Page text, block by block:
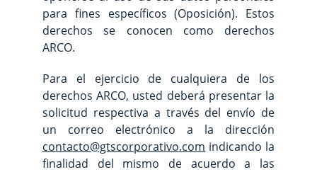
para fines específicos (Oposición). Estos
derechos se conocen como derechos
ARCO.
Para el ejercicio de cualquiera de los
derechos ARCO, usted deberá presentar la
solicitud respectiva a través del envío de
un correo electrónico a la dirección
contacto@gtscorporativo.com indicando la
finalidad del mismo de acuerdo a las